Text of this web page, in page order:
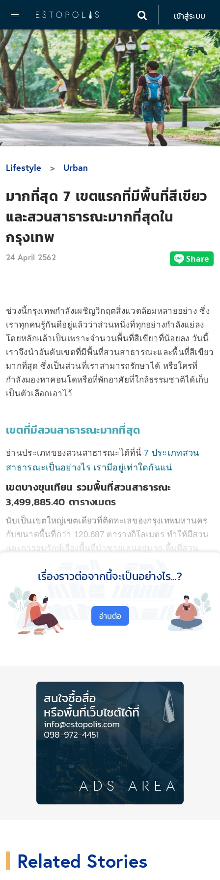
เข้าสู่ระบบ
Lifestyle Urban
มากที่สุด 7 เขตแรกที่มีพื้นที่สีเขียว
และสวนสาธารณะมากที่สุดใน
กรุงเทพ
24 April 2562
ช่วงนี้กรุงเทพกำลังเผชิญวิกฤตสิ่งแวดล้อมหลายอย่าง ซึ่ง
เราทุกคนรู้กันดีอยู่แล้วว่าส่วนหนึ่งที่ทุกอย่างกำลังแย่ลง
โดยหลักแล้วเป็นเพราะจำนวนพื้นที่สีเขียวที่น้อยลง วันนี้
เราจึงนำอันดับเขตที่มีพื้นที่สวนสาธารณะและพื้นที่สีเขียว
มากที่สุด ซึ่งเป็นส่วนที่เราสามารถรักษาได้ หรือใครที่
กำลังมองหาคอนโดหรือที่พักอาศัยที่ใกล้ธรรมชาติได้เก็บ
เป็นตัวเลือกเอาไว้
เขตที่มีสวนสาธารณะมากที่สุด
อ่านประเภทของสวนสาธารณะได้ที่นี่ 7 ประเภทสวน
สาธารณะเป็นอย่างไร เรามีอยู่เท่าใดกันแน่
เขตบางขุนเทียน รวมพื้นที่สวนสาธารณะ
3,499,885.40 ตารางเมตร
นับเป็นเขตใหญ่เขตเดียวที่ติดทะเลของกรุงเทพมหานคร
กับขนาดพื้นที่กว่า 120.687 ตารางกิโลเมตร ทำให้มีสวน
และการอนุรักษ์เรื่องพื้นที่ป่าชายเลนอยู่มาก พื้นที่สวน
ตารางเมตรได้ถึง 19.2 ต่อคน
เขตประเวศ รวมพื้นที่สวนสาธารณะ 3,019,289.68
ตารางเมตร
สาธารณะศูนย์กีฬาบึงหนองบอน สวนหลวง ร. 9 สวนวน
ธรรมและสวน 50 พรรษามหาจักรีสิรินธร ทำให้สัดส่วน
ของสวนสาธารณะมีมากถึง 17.38 ต่อคน
เขตคันนายาว รวมพื้นที่สวนสาธารณะ
2,353,177.48 ตารางเมตร
ลดลงมาอีกครึ่งหนึ่งของพื้นที่อันดับด้านบนเพราะอันดับ
สามอย่างเขตคันนายามมีพื้นที่เพียง 25.980 ตาราง
กิโลเมตร แต่กลับมีสัดส่วนพื้นที่สวนสาธารณะมากถึง
Close Ads
เรื่องราวต่อจากนี้จะเป็นอย่างไร...?
อ่านต่อ
Related Stories